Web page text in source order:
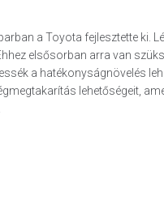
a Toyota fejlesztette ki.
elsősorban arra van
a hatékonyságnövelés
lehetőségeit,